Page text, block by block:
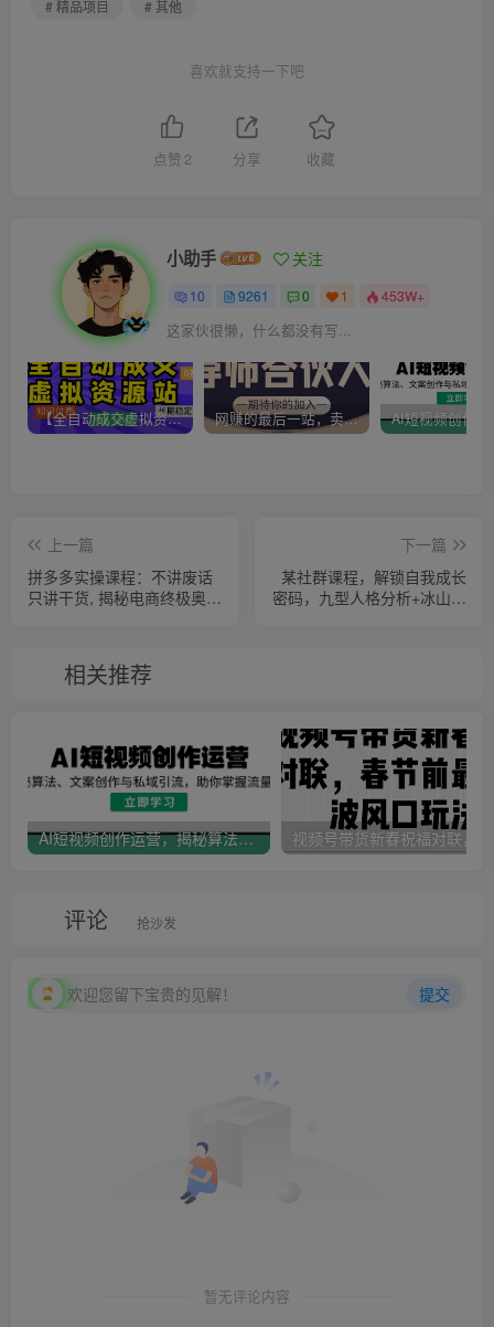
# 精品项目
# 其他
喜欢就支持一下吧
点赞 2 分享 收藏
小助手 关注
10 9261 0 1 453W+
这家伙很懒，什么都没有写...
【全自动成交虚拟资源站】站长唯一陪跑项目！月入10W+~长期稳定~ 网赚的最后一站，卖项目！做网赚顶级猎食者~
上一篇
拼多多实操课程：不讲废话
只讲干货, 揭秘电商终极奥
下一篇
某社群课程，解锁自我成长
密码，九型人格分析+冰山理
相关推荐
AI短视频创作运营，揭秘算法、文案创作与私域引流，助你掌握流量密码
评论 抢沙发
欢迎您留下宝贵的见解！ 提交
暂无评论内容